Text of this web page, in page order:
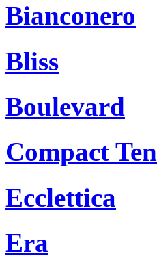
Bianconero
Bliss
Boulevard
Compact Ten
Ecclettica
Era